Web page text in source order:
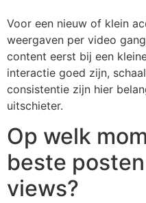
Voor een nieuw of klein
weergaven per video
content eerst bij een
interactie goed zijn,
consistentie zijn hier
uitschieter.
Op welk
beste
views?